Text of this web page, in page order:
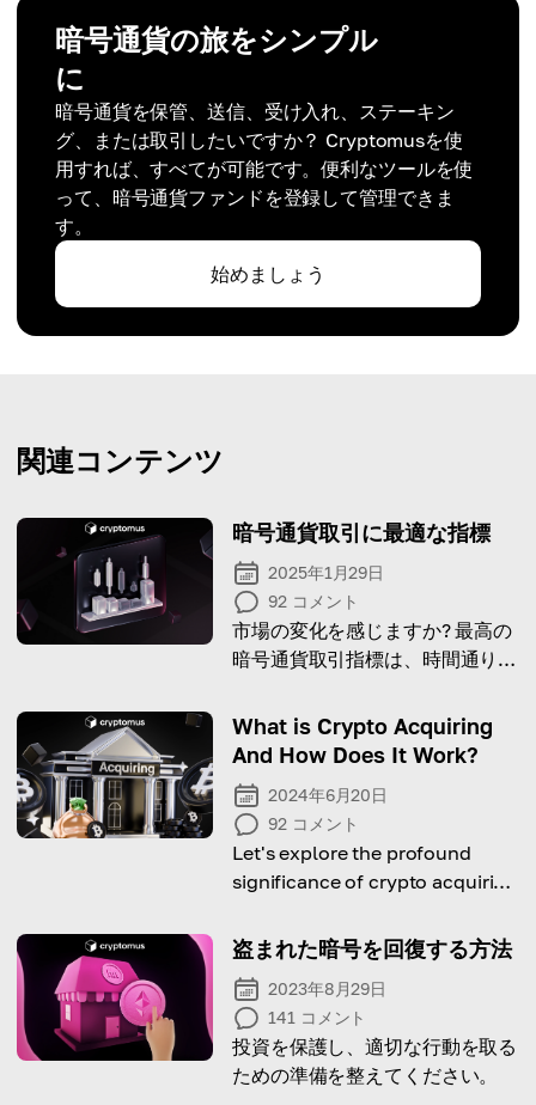
暗号通貨の旅をシンプル
に
暗号通貨を保管、送信、受け入れ、ステーキン
グ、または取引したいですか？ Cryptomusを使
用すれば、すべてが可能です。便利なツールを使
って、暗号通貨ファンドを登録して管理できま
す。
始めましょう
関連コンテンツ
暗号通貨取引に最適な指標
2025年1月29日
92 コメント
市場の変化を感じますか? 最高の
暗号通貨取引指標は、時間通りに
立ちます。
What is Crypto Acquiring
And How Does It Work?
2024年6月20日
92 コメント
Let's explore the profound
significance of crypto acquiring
reasons why businesses should
embrace this emerging trend
盗まれた暗号を回復する方法
2023年8月29日
141 コメント
投資を保護し、適切な行動を取る
ための準備を整えてください。